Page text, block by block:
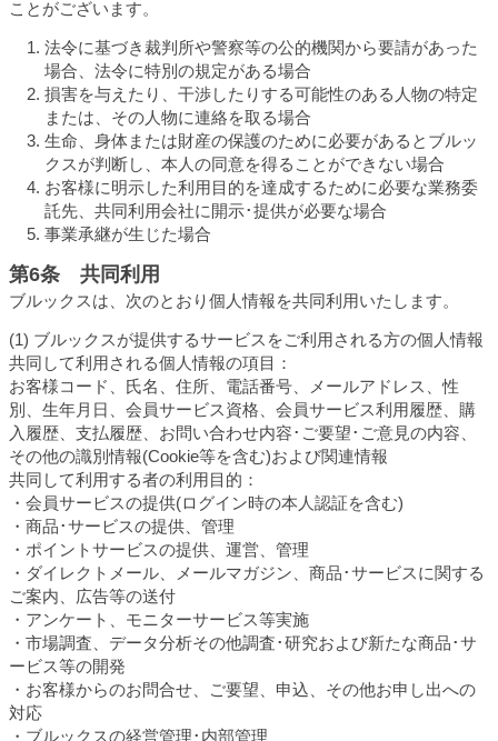
ことがございます。
法令に基づき裁判所や警察等の公的機関から要請があった
場合、法令に特別の規定がある場合
損害を与えたり、干渉したりする可能性のある人物の特定
または、その人物に連絡を取る場合
生命、身体または財産の保護のために必要があるとブルッ
クスが判断し、本人の同意を得ることができない場合
お客様に明示した利用目的を達成するために必要な業務委
託先、共同利用会社に開示･提供が必要な場合
事業承継が生じた場合
第6条 共同利用
ブルックスは、次のとおり個人情報を共同利用いたします。
(1) ブルックスが提供するサービスをご利用される方の個人情報
共同して利用される個人情報の項目：
お客様コード、氏名、住所、電話番号、メールアドレス、性
別、生年月日、会員サービス資格、会員サービス利用履歴、購
入履歴、支払履歴、お問い合わせ内容･ご要望･ご意見の内容、
その他の識別情報(Cookie等を含む)および関連情報
共同して利用する者の利用目的：
・会員サービスの提供(ログイン時の本人認証を含む)
・商品･サービスの提供、管理
・ポイントサービスの提供、運営、管理
・ダイレクトメール、メールマガジン、商品･サービスに関する
ご案内、広告等の送付
・アンケート、モニターサービス等実施
・市場調査、データ分析その他調査･研究および新たな商品･サ
ービス等の開発
・お客様からのお問合せ、ご要望、申込、その他お申し出への
対応
・ブルックスの経営管理･内部管理